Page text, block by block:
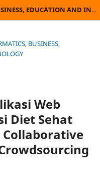
JOURNAL OF INFORMATICS, BUSINESS, EDUCATION AND INNOVATION TECHNOLOGY
BUSINESS,
Web
Diet Sehat